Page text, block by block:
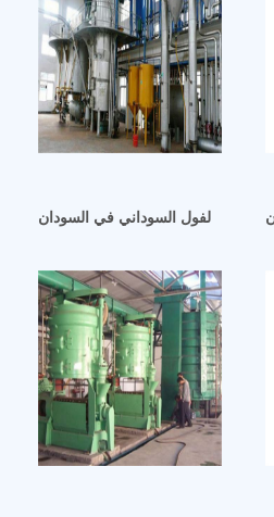
جوز الفول السوداني في السودان